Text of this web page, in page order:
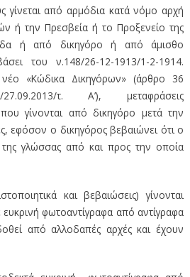
γίνεται από αρμόδια κατά νόμο αρχή
ή την Πρεσβεία ή το Προξενείο της
ή από δικηγόρο ή από άμισθο
του ν.148/26-12-1913/1-2-1914.
«Κώδικα Δικηγόρων» (άρθρο 36
τ. Α’), μεταφράσεις
γίνονται από δικηγόρο μετά την
εφόσον ο δικηγόρος βεβαιώνει ότι ο
της γλώσσας από και προς την οποία
και βεβαιώσεις) γίνονται
φωτοαντίγραφα από αντίγραφα
από αλλοδαπές αρχές και έχουν